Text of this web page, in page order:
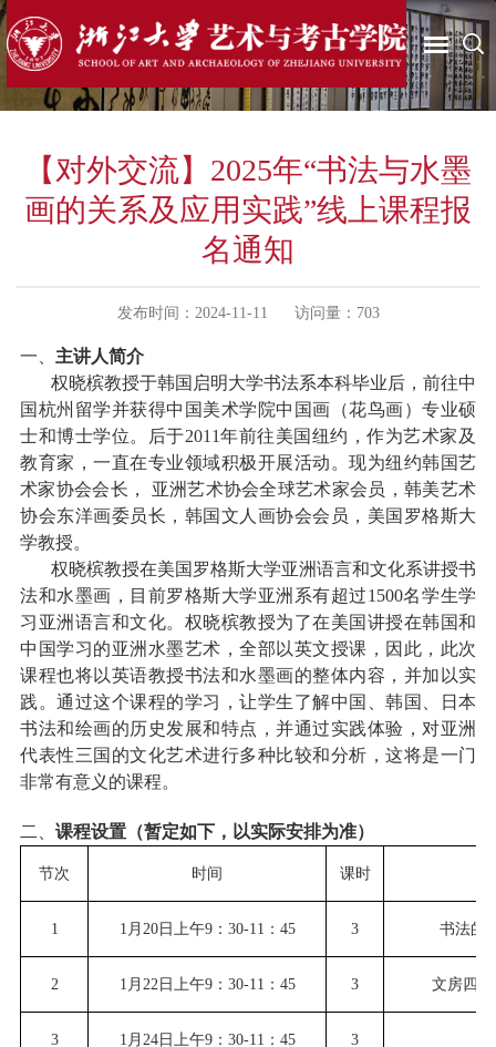
【对外交流】2025年“书法与水墨
画的关系及应用实践”线上课程报
名通知
发布时间：2024-11-11 访问量： 703
一、 主讲人简介
权晓槟教授于韩国启明大学书法系本科毕业后，前往中
国杭州留学并获得中国美术学院中国画（花鸟画）专业硕
士和博士学位。后于2011年前往美国纽约，作为艺术家及
教育家，一直在专业领域积极开展活动 。 现为纽约韩国艺
术家协会会长 ， 亚洲艺术协会全球艺术家会员 ，韩美艺术
协会东洋画委员长 ， 韩国文人画协会会员 ， 美国罗格斯大
学教授。
权晓槟教授在美国罗格斯大学亚洲语言和文化系讲授书
法和水墨画 ， 目前罗格斯大学亚洲系有超过1500名学生学
习亚洲语言和文化。权晓槟教授为了在美国讲授在韩国和
中国学习的亚洲水墨艺术 ， 全部以英文授课，因此 ， 此次
课程也将以英语教授书法和水墨画的整体内容 ， 并加以实
践。通过这个课程的学习，让学生了解中国、韩国、日本
书法和绘画的历史发展和特点，并通过实践体验，对亚洲
代表性三国的文化艺术进行多种比较和分析，这将是一门
非常有意义的课程。
二、 课程设置（暂定如下，以实际安排为准）
节次 时间 课时
1 1月20日上午9：30-11：45 3 书法的
2 1月22日上午9：30-11：45 3 文房四
3 1月24日上午9：30-11：45 3